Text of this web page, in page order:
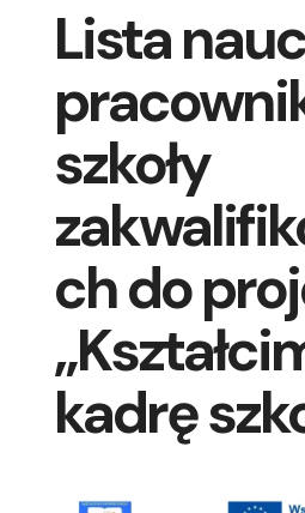
Lista
szkoły
ch do
kadrę